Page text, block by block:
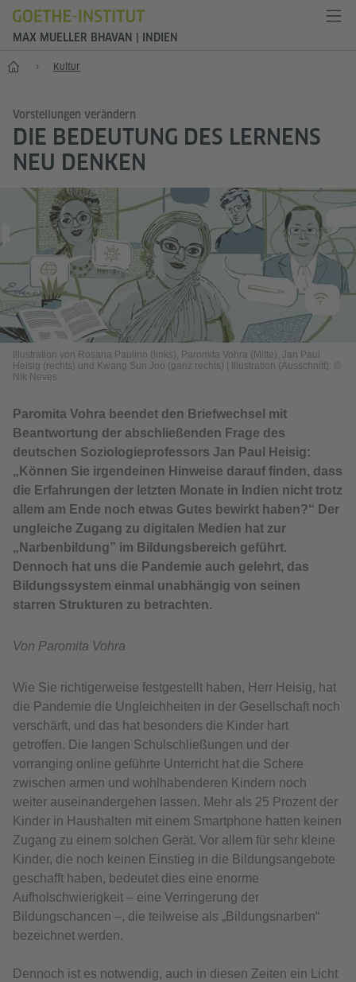
MAX MUELLER BHAVAN | INDIEN
Start Kultur
Vorstellungen verändern
DIE BEDEUTUNG DES LERNENS
NEU DENKEN
Illustration von Rosana Paulino (links), Paromita Vohra (Mitte), Jan Paul
Heisig (rechts) und Kwang Sun Joo (ganz rechts)
Illustration (Ausschnitt): ©
Nik Neves
Paromita Vohra beendet den Briefwechsel mit
Beantwortung der abschließenden Frage des
deutschen Soziologieprofessors Jan Paul Heisig:
„Können Sie irgendeinen Hinweise darauf finden, dass
die Erfahrungen der letzten Monate in Indien nicht trotz
allem am Ende noch etwas Gutes bewirkt haben?“ Der
ungleiche Zugang zu digitalen Medien hat zur
„Narbenbildung” im Bildungsbereich geführt.
Dennoch hat uns die Pandemie auch gelehrt, das
Bildungssystem einmal unabhängig von seinen
starren Strukturen zu betrachten.
Von Paromita Vohra
Wie Sie richtigerweise festgestellt haben, Herr Heisig, hat
die Pandemie die Ungleichheiten in der Gesellschaft noch
verschärft, und das hat besonders die Kinder hart
getroffen. Die langen Schulschließungen und der
vorranging online geführte Unterricht hat die Schere
zwischen armen und wohlhabenderen Kindern noch
weiter auseinandergehen lassen. Mehr als 25 Prozent der
Kinder in Haushalten mit einem Smartphone hatten keinen
Zugang zu einem solchen Gerät. Vor allem für sehr kleine
Kinder, die noch keinen Einstieg in die Bildungsangebote
geschafft haben, bedeutet dies eine enorme
Aufholschwierigkeit – eine Verringerung der
Bildungschancen –, die teilweise als „Bildungsnarben“
bezeichnet werden.
Dennoch ist es notwendig, auch in diesen Zeiten ein Licht